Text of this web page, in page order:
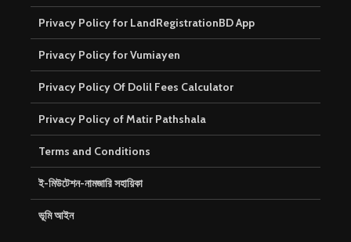
Privacy Policy for LandRegistrationBD App
Privacy Policy for Vumiayen
Privacy Policy Of Dolil Fees Calculator
Privacy Policy of Matir Pathshala
Terms and Conditions
ই-মিউটেশন-নামজারি সহায়িকা
ভূমি আইন